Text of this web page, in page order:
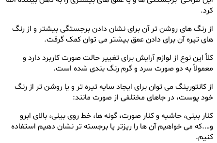
کرد.
از رنگ های روشن تر آن برای نشان دادن برجستگی بیشتر و از رنگ
های تیره آن برای دادن عمق بیشتر می توان کمک گرفت.
کلاً این نوع از لوازم آرایش برای تغییر حالت صورت کاربرد دارد و
معمولاً به دو صورت سرد و گرم رنگ بندی شده است.
از کانتورینگ می توان برای ایجاد سایه تیره تر و یا روشن تر از رنگ
خود پوست، در جاهای مختلفی از صورت مانند:
کنار بینی، حاشیه و کنار صورت، گونه ها، خط روی بینی، بالای ابرو
و….که می خواهیم آن ها را ریزتر یا برجسته تر نشان دهیم استفاده
کنیم.